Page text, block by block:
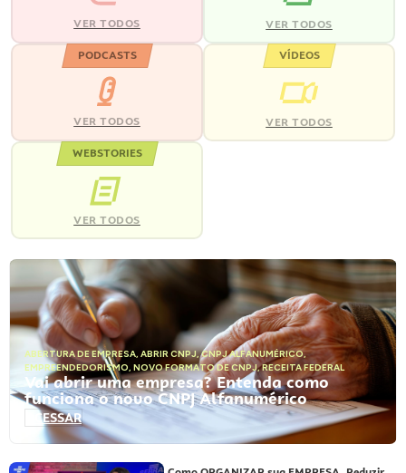
VER TODOS VER TODOS
PODCASTS
VER TODOS
VÍDEOS
VER TODOS
WEBSTORIES
VER TODOS
ABERTURA DE EMPRESA, ABRIR CNPJ,CNPJ ALFANUMÉRICO,
EMPREENDEDORISMO, NOVO FORMATO DE CNPJ,RECEITA FEDERAL
Vai abrir uma empresa? Entenda como
funciona o novo CNPJ Alfanumérico
ACESSAR